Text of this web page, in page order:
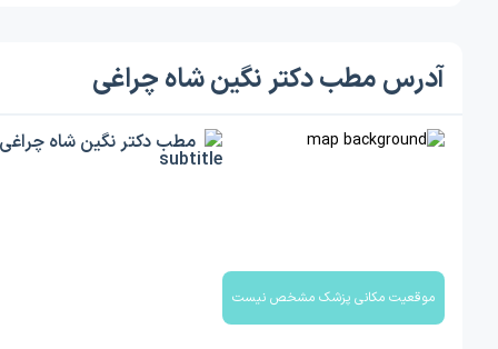
آدرس مطب دکتر نگین شاه چراغی
موقعیت مکانی پزشک مشخص نیست
مطب دکتر نگین شاه چراغی